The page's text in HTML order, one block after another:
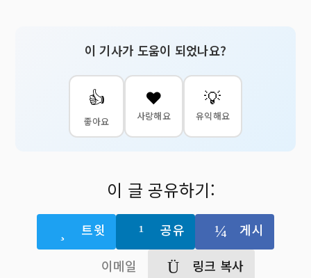
이 기사가 도움이 되었나요?
👍
좋아요
❤️
사랑해요
💡
유익해요
이 글 공유하기:
트윗 공유
게시
이메일
링크 복사